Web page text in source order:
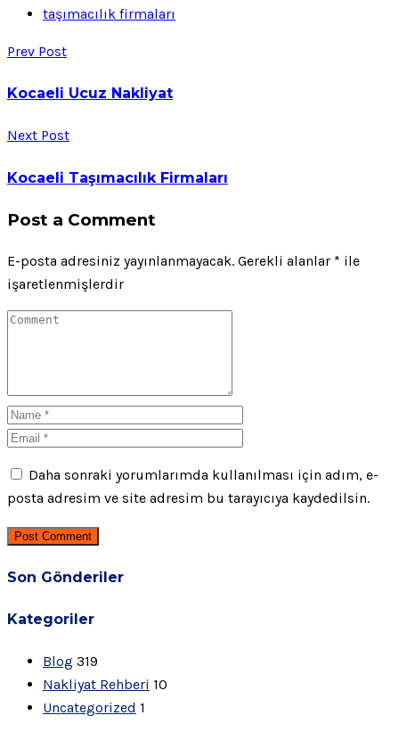
taşımacılık firmaları
Prev Post
Kocaeli Ucuz Nakliyat
Next Post
Kocaeli Taşımacılık Firmaları
Post a Comment
E-posta adresiniz yayınlanmayacak. Gerekli alanlar * ile
işaretlenmişlerdir
Daha sonraki yorumlarımda kullanılması için adım, e-
posta adresim ve site adresim bu tarayıcıya kaydedilsin.
Post Comment
Son Gönderiler
Kategoriler
Blog 319
Nakliyat Rehberi 10
Uncategorized 1